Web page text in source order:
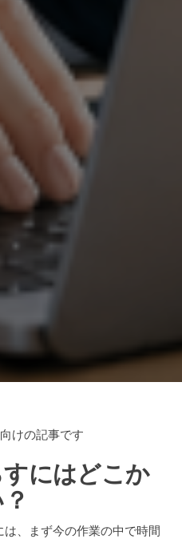
けの記事です
にはどこか
、まず今の作業の中で時間